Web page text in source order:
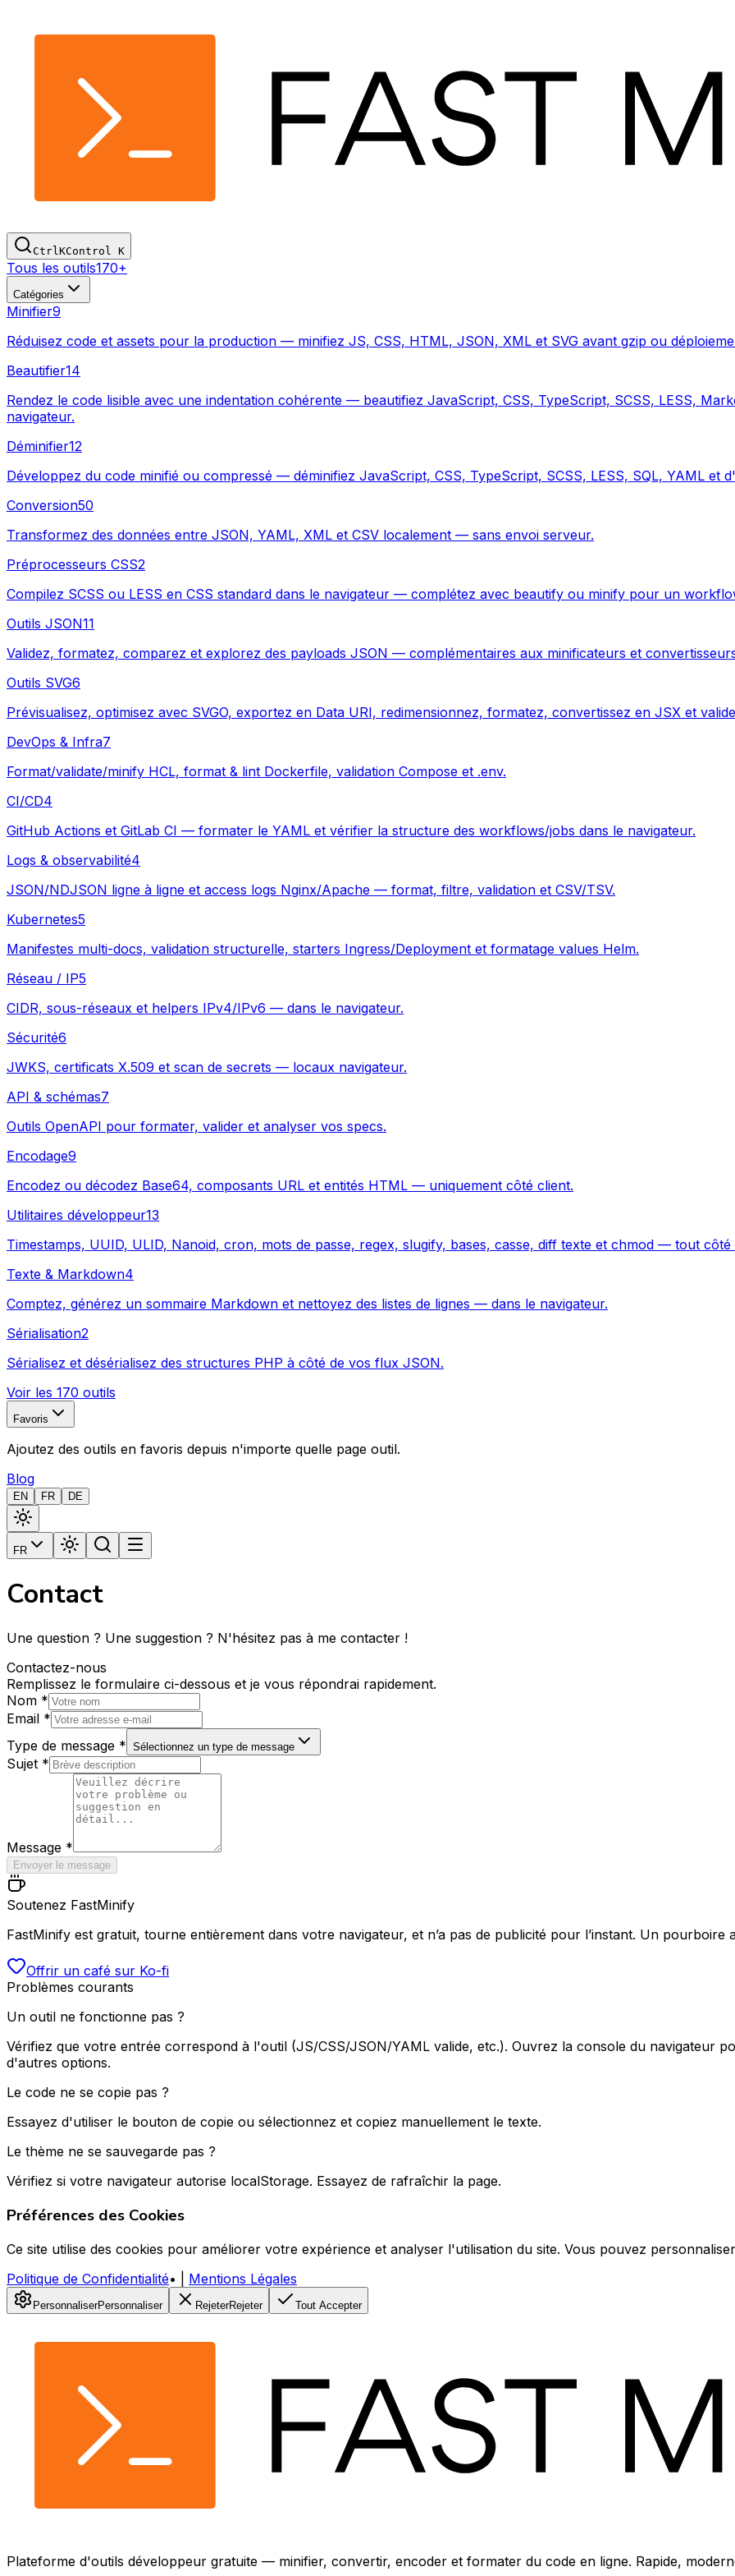
CtrlKControl K
Tous les outils170+
Catégories
Minifier9
Réduisez code et assets pour la production — minifiez JS, CSS, HTML, JSON, XML et SVG avant gzip ou
Beautifier14
Rendez le code lisible avec une indentation cohérente — beautifiez JavaScript, CSS, TypeScript, SCSS, LESS,
navigateur.
Déminifier12
Développez du code minifié ou compressé — déminifiez JavaScript, CSS, TypeScript, SCSS, LESS, SQL, YAML et
Conversion50
Transformez des données entre JSON, YAML, XML et CSV localement — sans envoi serveur.
Préprocesseurs CSS2
Compilez SCSS ou LESS en CSS standard dans le navigateur — complétez avec beautify ou minify pour un
Outils JSON11
Validez, formatez, comparez et explorez des payloads JSON — complémentaires aux minificateurs et
Outils SVG6
Prévisualisez, optimisez avec SVGO, exportez en Data URI, redimensionnez, formatez, convertissez en JSX et
DevOps & Infra7
Format/validate/minify HCL, format & lint Dockerfile, validation Compose et .env.
CI/CD4
GitHub Actions et GitLab CI — formater le YAML et vérifier la structure des workflows/jobs dans le navigateur.
Logs & observabilité4
JSON/NDJSON ligne à ligne et access logs Nginx/Apache — format, filtre, validation et CSV/TSV.
Kubernetes5
Manifestes multi-docs, validation structurelle, starters Ingress/Deployment et formatage values Helm.
Réseau / IP5
CIDR, sous-réseaux et helpers IPv4/IPv6 — dans le navigateur.
Sécurité6
JWKS, certificats X.509 et scan de secrets — locaux navigateur.
API & schémas7
Outils OpenAPI pour formater, valider et analyser vos specs.
Encodage9
Encodez ou décodez Base64, composants URL et entités HTML — uniquement côté client.
Utilitaires développeur13
Timestamps, UUID, ULID, Nanoid, cron, mots de passe, regex, slugify, bases, casse, diff texte et chmod — tout côté
Texte & Markdown4
Comptez, générez un sommaire Markdown et nettoyez des listes de lignes — dans le navigateur.
Sérialisation2
Sérialisez et désérialisez des structures PHP à côté de vos flux JSON.
Voir les 170 outils
Favoris
Ajoutez des outils en favoris depuis n'importe quelle page outil.
Blog
EN FR DE
FR
Contact
Une question ? Une suggestion ? N'hésitez pas à me contacter !
Contactez-nous
Remplissez le formulaire ci-dessous et je vous répondrai rapidement.
Nom *
Email *
Type de message * Sélectionnez un type de message
Sujet *
Message *
Envoyer le message
Soutenez FastMinify
FastMinify est gratuit, tourne entièrement dans votre navigateur, et n’a pas de publicité pour l’instant. Un pourboire
Offrir un café sur Ko-fi
Problèmes courants
Un outil ne fonctionne pas ?
Vérifiez que votre entrée correspond à l'outil (JS/CSS/JSON/YAML valide, etc.). Ouvrez la console du navigateur
d'autres options.
Le code ne se copie pas ?
Essayez d'utiliser le bouton de copie ou sélectionnez et copiez manuellement le texte.
Le thème ne se sauvegarde pas ?
Vérifiez si votre navigateur autorise localStorage. Essayez de rafraîchir la page.
Préférences des Cookies
Ce site utilise des cookies pour améliorer votre expérience et analyser l'utilisation du site. Vous pouvez
Politique de Confidentialité• Mentions Légales
PersonnaliserPersonnaliser RejeterRejeter Tout Accepter
Plateforme d'outils développeur gratuite — minifier, convertir, encoder et formater du code en ligne. Rapide,